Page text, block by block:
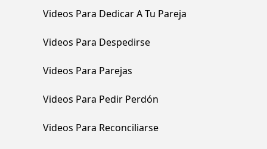
Videos Para Dedicar A Tu Pareja
Videos Para Despedirse
Videos Para Parejas
Videos Para Pedir Perdón
Videos Para Reconciliarse